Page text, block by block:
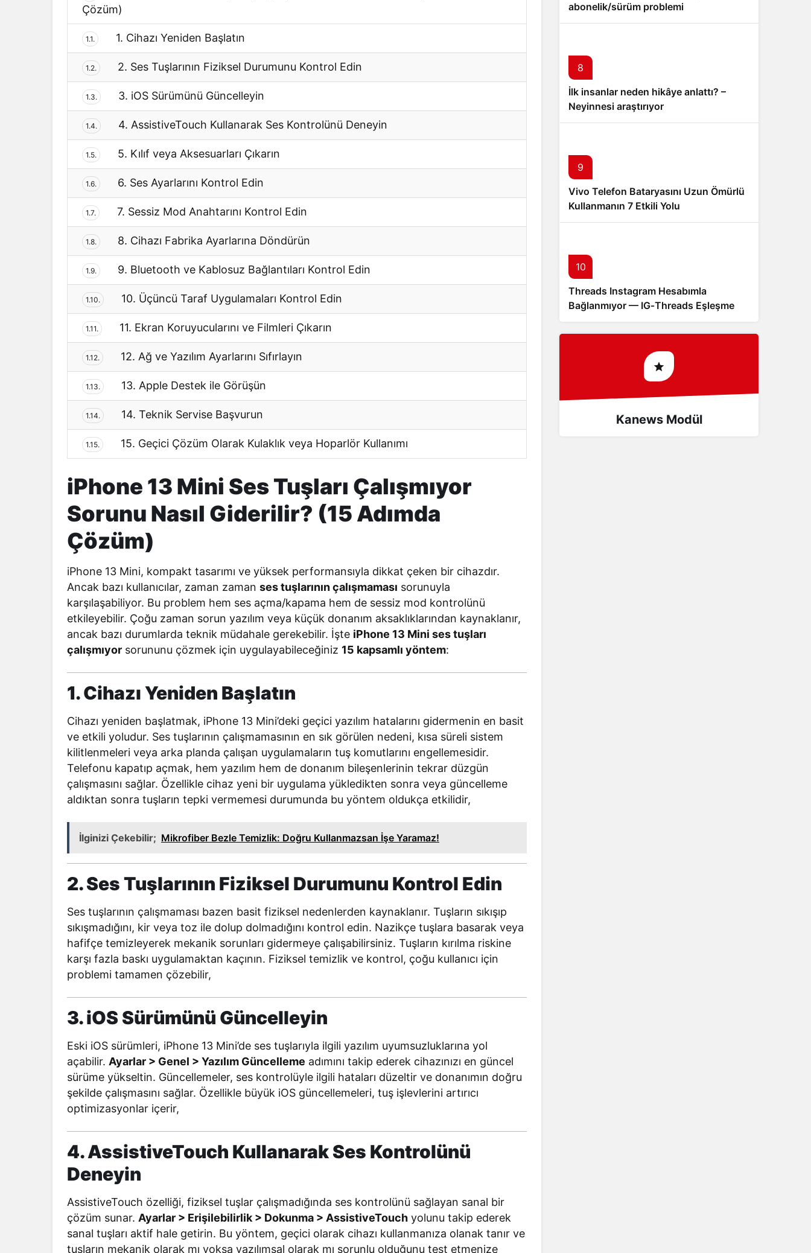
Çözüm)
1.1. 1. Cihazı Yeniden Başlatın
1.2. 2. Ses Tuşlarının Fiziksel Durumunu Kontrol Edin
1.3. 3. iOS Sürümünü Güncelleyin
1.4. 4. AssistiveTouch Kullanarak Ses Kontrolünü Deneyin
1.5. 5. Kılıf veya Aksesuarları Çıkarın
1.6. 6. Ses Ayarlarını Kontrol Edin
1.7. 7. Sessiz Mod Anahtarını Kontrol Edin
1.8. 8. Cihazı Fabrika Ayarlarına Döndürün
1.9. 9. Bluetooth ve Kablosuz Bağlantıları Kontrol Edin
1.10. 10. Üçüncü Taraf Uygulamaları Kontrol Edin
1.11. 11. Ekran Koruyucularını ve Filmleri Çıkarın
1.12. 12. Ağ ve Yazılım Ayarlarını Sıfırlayın
1.13. 13. Apple Destek ile Görüşün
1.14. 14. Teknik Servise Başvurun
1.15. 15. Geçici Çözüm Olarak Kulaklık veya Hoparlör Kullanımı
iPhone 13 Mini Ses Tuşları Çalışmıyor
Sorunu Nasıl Giderilir? (15 Adımda
Çözüm)
iPhone 13 Mini, kompakt tasarımı ve yüksek performansıyla dikkat çeken bir cihazdır.
Ancak bazı kullanıcılar, zaman zamanses tuşlarının çalışmaması sorunuyla
karşılaşabiliyor. Bu problem hem ses açma/kapama hem de sessiz mod kontrolünü
etkileyebilir. Çoğu zaman sorun yazılım veya küçük donanım aksaklıklarından kaynaklanır,
ancak bazı durumlarda teknik müdahale gerekebilir. İşte iPhone 13 Mini ses tuşları
çalışmıyor sorununu çözmek için uygulayabileceğiniz 15 kapsamlı yöntem:
1. Cihazı Yeniden Başlatın
Cihazı yeniden başlatmak, iPhone 13 Mini’deki geçici yazılım hatalarını gidermenin en basit
ve etkili yoludur. Ses tuşlarının çalışmamasının en sık görülen nedeni, kısa süreli sistem
kilitlenmeleri veya arka planda çalışan uygulamaların tuş komutlarını engellemesidir.
Telefonu kapatıp açmak, hem yazılım hem de donanım bileşenlerinin tekrar düzgün
çalışmasını sağlar. Özellikle cihaz yeni bir uygulama yükledikten sonra veya güncelleme
aldıktan sonra tuşların tepki vermemesi durumunda bu yöntem oldukça etkilidir,
İlginizi Çekebilir; Mikrofiber Bezle Temizlik: Doğru Kullanmazsan İşe Yaramaz!
2. Ses Tuşlarının Fiziksel Durumunu Kontrol Edin
Ses tuşlarının çalışmaması bazen basit fiziksel nedenlerden kaynaklanır. Tuşların sıkışıp
sıkışmadığını, kir veya toz ile dolup dolmadığını kontrol edin. Nazikçe tuşlara basarak veya
hafifçe temizleyerek mekanik sorunları gidermeye çalışabilirsiniz. Tuşların kırılma riskine
karşı fazla baskı uygulamaktan kaçının. Fiziksel temizlik ve kontrol, çoğu kullanıcı için
problemi tamamen çözebilir,
3. iOS Sürümünü Güncelleyin
Eski iOS sürümleri, iPhone 13 Mini’de ses tuşlarıyla ilgili yazılım uyumsuzluklarına yol
açabilir. Ayarlar > Genel > Yazılım Güncelleme adımını takip ederek cihazınızı en güncel
sürüme yükseltin. Güncellemeler, ses kontrolüyle ilgili hataları düzeltir ve donanımın doğru
şekilde çalışmasını sağlar. Özellikle büyük iOS güncellemeleri, tuş işlevlerini artırıcı
optimizasyonlar içerir,
4. AssistiveTouch Kullanarak Ses Kontrolünü
Deneyin
AssistiveTouch özelliği, fiziksel tuşlar çalışmadığında ses kontrolünü sağlayan sanal bir
çözüm sunar. Ayarlar > Erişilebilirlik > Dokunma > AssistiveTouch yolunu takip ederek
sanal tuşları aktif hale getirin. Bu yöntem, geçici olarak cihazı kullanmanıza olanak tanır ve
tuşların mekanik olarak mı yoksa yazılımsal olarak mı sorunlu olduğunu test etmenize
abonelik/sürüm problemi
8
İlk insanlar neden hikâye anlattı? –
Neyinnesi araştırıyor
9
Vivo Telefon Bataryasını Uzun Ömürlü
Kullanmanın 7 Etkili Yolu
10
Threads Instagram Hesabımla
Bağlanmıyor — IG‑Threads Eşleşme
Kanews Modül